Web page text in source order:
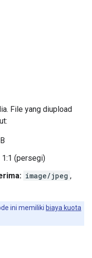
File yang diupload
1:1 (persegi)
image/jpeg ,
ini memiliki biaya kuota